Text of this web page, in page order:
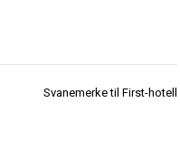
Svanemerke til First-hotell